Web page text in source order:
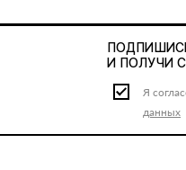
И ПОЛУЧИ
Я
данных